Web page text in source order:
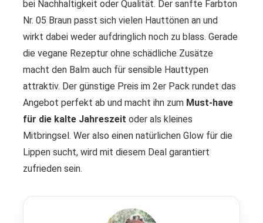
bei Nachhaltigkeit oder Qualität. Der sanfte Farbton
Nr. 05 Braun passt sich vielen Hauttönen an und
wirkt dabei weder aufdringlich noch zu blass. Gerade
die vegane Rezeptur ohne schädliche Zusätze
macht den Balm auch für sensible Hauttypen
attraktiv. Der günstige Preis im 2er Pack rundet das
Angebot perfekt ab und macht ihn zum Must-have
für die kalte Jahreszeit oder als kleines
Mitbringsel. Wer also einen natürlichen Glow für die
Lippen sucht, wird mit diesem Deal garantiert
zufrieden sein.